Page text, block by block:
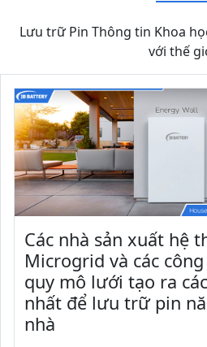
Lưu trữ Pin Thông tin Khoa
với thế
Các nhà sản xuất hệ
Microgrid và các
quy mô lưới tạo ra
nhất để lưu trữ pin
nhà